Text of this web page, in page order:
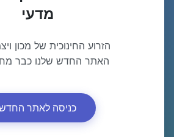
מדעי
הזרוע החינוכית של מכון
האתר החדש שלנו כבר
כניסה לאתר